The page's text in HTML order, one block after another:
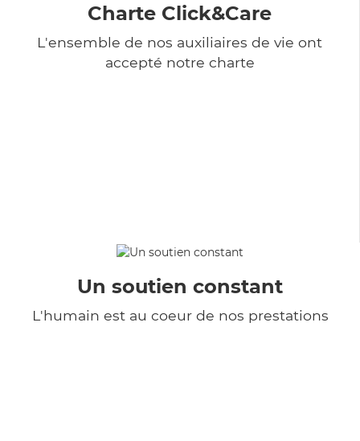
Charte Click&Care
L'ensemble de nos auxiliaires de vie ont
accepté notre charte
Un soutien constant
L'humain est au coeur de nos prestations